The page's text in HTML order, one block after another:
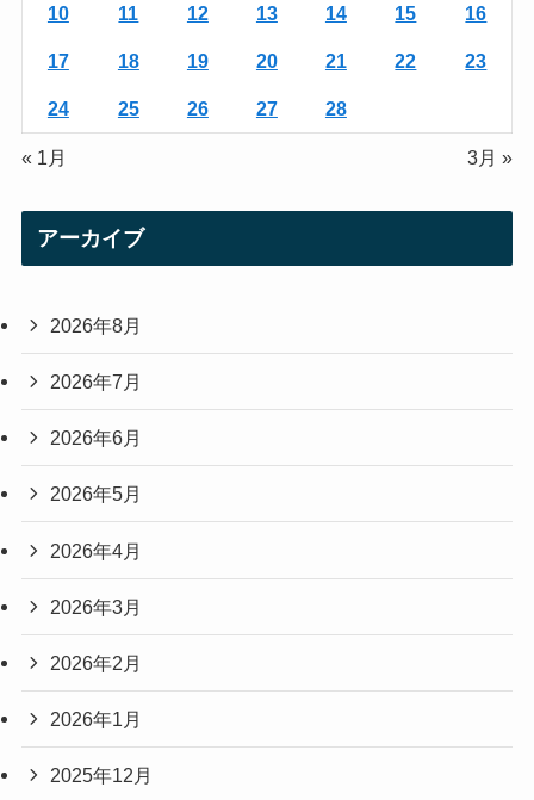
10 11 12 13 14 15 16
17 18 19 20 21 22 23
24 25 26 27 28
« 1月 3月 »
アーカイブ
2026年8月
2026年7月
2026年6月
2026年5月
2026年4月
2026年3月
2026年2月
2026年1月
2025年12月